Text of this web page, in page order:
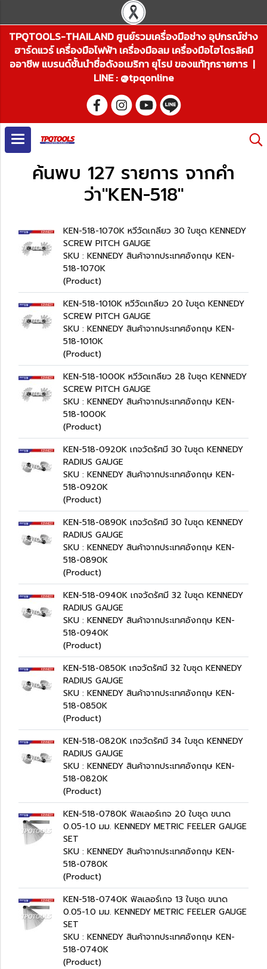
TPQTOOLS-THAILAND ศูนย์รวมเครื่องมือช่าง อุปกรณ์ช่าง
ฮาร์ดแวร์ เครื่องมือไฟฟ้า เครื่องมือลม เครื่องมือไฮโดรลิคมื
ออาชีพ แบรนด์ชั้นนำชื่อดังอเมริกา ยุโรป ของแท้ทุกรายการ |
LINE : @tpqonline
ค้นพบ 127 รายการ จากคำ
ว่า"KEN-518"
KEN-518-1070K หวีวัดเกลียว 30 ใบชุด KENNEDY
SCREW PITCH GAUGE
SKU : KENNEDY สินค้าจากประเทศอังกฤษ KEN-
518-1070K
(Product)
KEN-518-1010K หวีวัดเกลียว 20 ใบชุด KENNEDY
SCREW PITCH GAUGE
SKU : KENNEDY สินค้าจากประเทศอังกฤษ KEN-
518-1010K
(Product)
KEN-518-1000K หวีวัดเกลียว 28 ใบชุด KENNEDY
SCREW PITCH GAUGE
SKU : KENNEDY สินค้าจากประเทศอังกฤษ KEN-
518-1000K
(Product)
KEN-518-0920K เกจวัดรัศมี 30 ใบชุด KENNEDY
RADIUS GAUGE
SKU : KENNEDY สินค้าจากประเทศอังกฤษ KEN-
518-0920K
(Product)
KEN-518-0890K เกจวัดรัศมี 30 ใบชุด KENNEDY
RADIUS GAUGE
SKU : KENNEDY สินค้าจากประเทศอังกฤษ KEN-
518-0890K
(Product)
KEN-518-0940K เกจวัดรัศมี 32 ใบชุด KENNEDY
RADIUS GAUGE
SKU : KENNEDY สินค้าจากประเทศอังกฤษ KEN-
518-0940K
(Product)
KEN-518-0850K เกจวัดรัศมี 32 ใบชุด KENNEDY
RADIUS GAUGE
SKU : KENNEDY สินค้าจากประเทศอังกฤษ KEN-
518-0850K
(Product)
KEN-518-0820K เกจวัดรัศมี 34 ใบชุด KENNEDY
RADIUS GAUGE
SKU : KENNEDY สินค้าจากประเทศอังกฤษ KEN-
518-0820K
(Product)
KEN-518-0780K ฟิลเลอร์เกจ 20 ใบชุด ขนาด
0.05-1.0 มม. KENNEDY METRIC FEELER GAUGE
SET
SKU : KENNEDY สินค้าจากประเทศอังกฤษ KEN-
518-0780K
(Product)
KEN-518-0740K ฟิลเลอร์เกจ 13 ใบชุด ขนาด
0.05-1.0 มม. KENNEDY METRIC FEELER GAUGE
SET
SKU : KENNEDY สินค้าจากประเทศอังกฤษ KEN-
518-0740K
(Product)